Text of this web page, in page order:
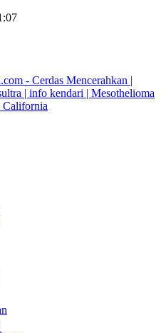
- Cerdas Mencerahkan |
| info kendari | Mesothelioma
California